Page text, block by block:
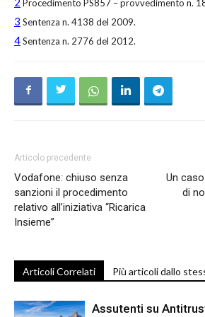
Procedimento PS857 – provvedimento n.
3 Sentenza n. 4138 del 2009.
4Sentenza n. 2776 del 2012.
Articolo precedente
Vodafone: chiuso senza
sanzioni il procedimento
relativo all’iniziativa “Ricarica
Insieme”
Un
di
Articoli Correlati Più articoli dallo
Assutenti su